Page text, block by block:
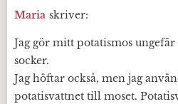
Maria skriver:
Jag gör mitt potatismos
socker.
Jag höftar också, men jag
potatisvattnet till moset.